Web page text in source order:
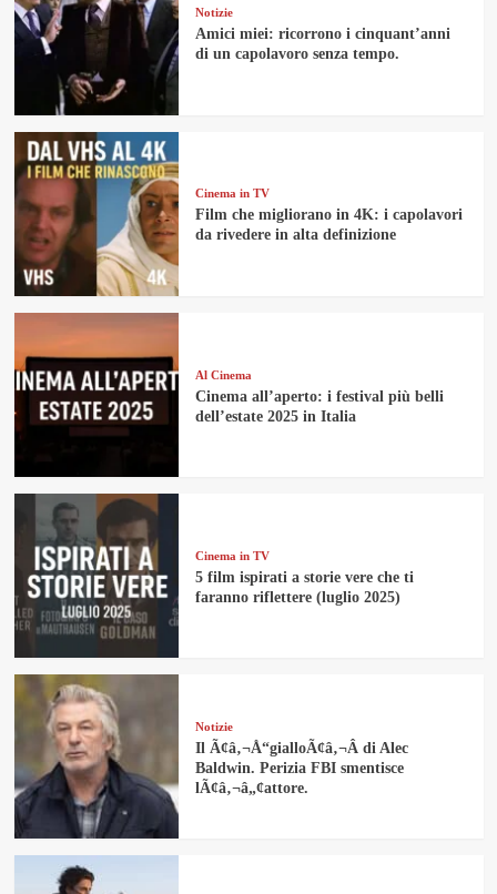
Notizie
Amici miei: ricorrono i cinquant’anni
di un capolavoro senza tempo.
Cinema in TV
Film che migliorano in 4K: i capolavori
da rivedere in alta definizione
Al Cinema
Cinema all’aperto: i festival più belli
dell’estate 2025 in Italia
Cinema in TV
5 film ispirati a storie vere che ti
faranno riflettere (luglio 2025)
Notizie
Il Ã¢â‚¬Å“gialloÃ¢â‚¬Â di Alec
Baldwin. Perizia FBI smentisce
lÃ¢â‚¬â„¢attore.